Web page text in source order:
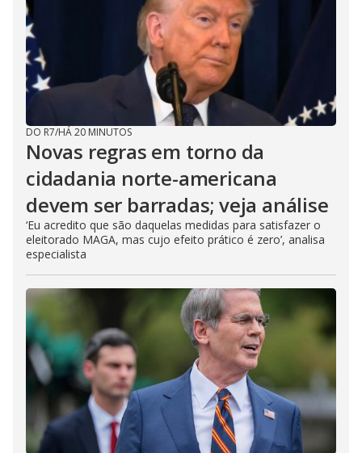
DO R7/HÁ 20 MINUTOS
Novas regras em torno da
cidadania norte-americana
devem ser barradas; veja análise
‘Eu acredito que são daquelas medidas para satisfazer o
eleitorado MAGA, mas cujo efeito prático é zero’, analisa
especialista